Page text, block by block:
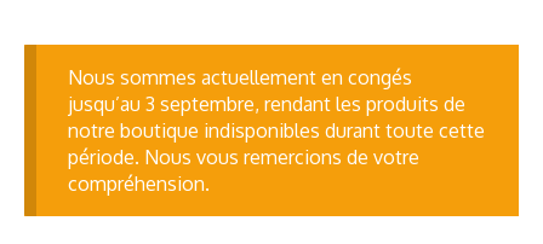
Nous sommes actuellement en congés
jusqu’au 3 septembre, rendant les produits de
notre boutique indisponibles durant toute cette
période. Nous vous remercions de votre
compréhension.